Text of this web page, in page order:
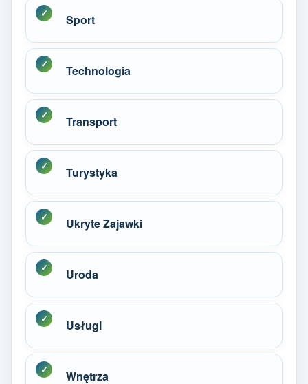
Sport
Technologia
Transport
Turystyka
Ukryte Zajawki
Uroda
Usługi
Wnętrza